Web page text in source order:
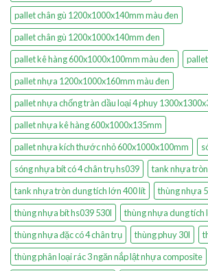
pallet chân gù 1200x1000x140mm màu đen
pallet chân gù 1200x1000x140mm đen
pallet kê hàng 600x1000x100mm màu đen
pallet nhựa 1200x1000x160mm màu đen
pallet nhựa chống tràn dầu loại 4 phuy
pallet nhựa kê hàng 600x1000x135mm
pallet nhựa kích thước nhỏ 600x1000x100mm
sóng nhựa bít có 4 chân trụ hs039
tank nhựa
tank nhựa tròn dung tích lớn 400 lít
thùng nhựa
thùng nhựa bít hs039 530l
thùng nhựa dung tích
thùng nhựa đặc có 4 chân trụ
thùng phuy 30l
thùng phân loại rác 3 ngăn nắp lật nhựa composite